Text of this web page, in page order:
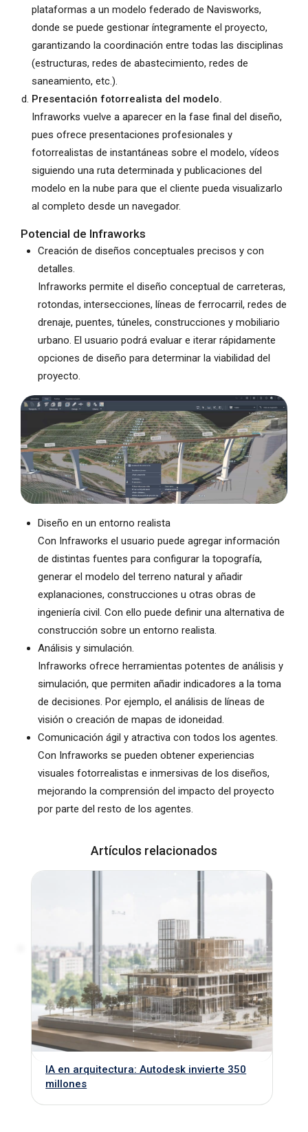
plataformas a un modelo federado de Navisworks,
donde se puede gestionar íntegramente el proyecto,
garantizando la coordinación entre todas las disciplinas
(estructuras, redes de abastecimiento, redes de
saneamiento, etc.).
Presentación fotorrealista del modelo.
Infraworks vuelve a aparecer en la fase final del diseño,
pues ofrece presentaciones profesionales y
fotorrealistas de instantáneas sobre el modelo, vídeos
siguiendo una ruta determinada y publicaciones del
modelo en la nube para que el cliente pueda visualizarlo
al completo desde un navegador.
Potencial de Infraworks
Creación de diseños conceptuales precisos y con
detalles.
Infraworks permite el diseño conceptual de carreteras,
rotondas, intersecciones, líneas de ferrocarril, redes de
drenaje, puentes, túneles, construcciones y mobiliario
urbano. El usuario podrá evaluar e iterar rápidamente
opciones de diseño para determinar la viabilidad del
proyecto.
Diseño en un entorno realista
Con Infraworks el usuario puede agregar información
de distintas fuentes para configurar la topografía,
generar el modelo del terreno natural y añadir
explanaciones, construcciones u otras obras de
ingeniería civil. Con ello puede definir una alternativa de
construcción sobre un entorno realista.
Análisis y simulación.
Infraworks ofrece herramientas potentes de análisis y
simulación, que permiten añadir indicadores a la toma
de decisiones. Por ejemplo, el análisis de líneas de
visión o creación de mapas de idoneidad.
Comunicación ágil y atractiva con todos los agentes.
Con Infraworks se pueden obtener experiencias
visuales fotorrealistas e inmersivas de los diseños,
mejorando la comprensión del impacto del proyecto
por parte del resto de los agentes.
Artículos relacionados
IA en arquitectura: Autodesk invierte 350
millones